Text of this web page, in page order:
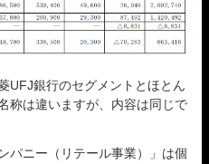
UFJ銀行のセグメントとほとん
称は違いますが、内容は同じで
パニー（リテール事業）」は個